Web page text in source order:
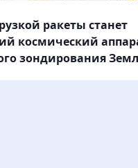
ракеты станет
космический
зондирования